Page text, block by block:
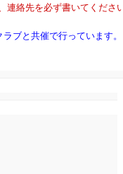
連絡先を必ず書いてくださ
ブと共催で行っています。